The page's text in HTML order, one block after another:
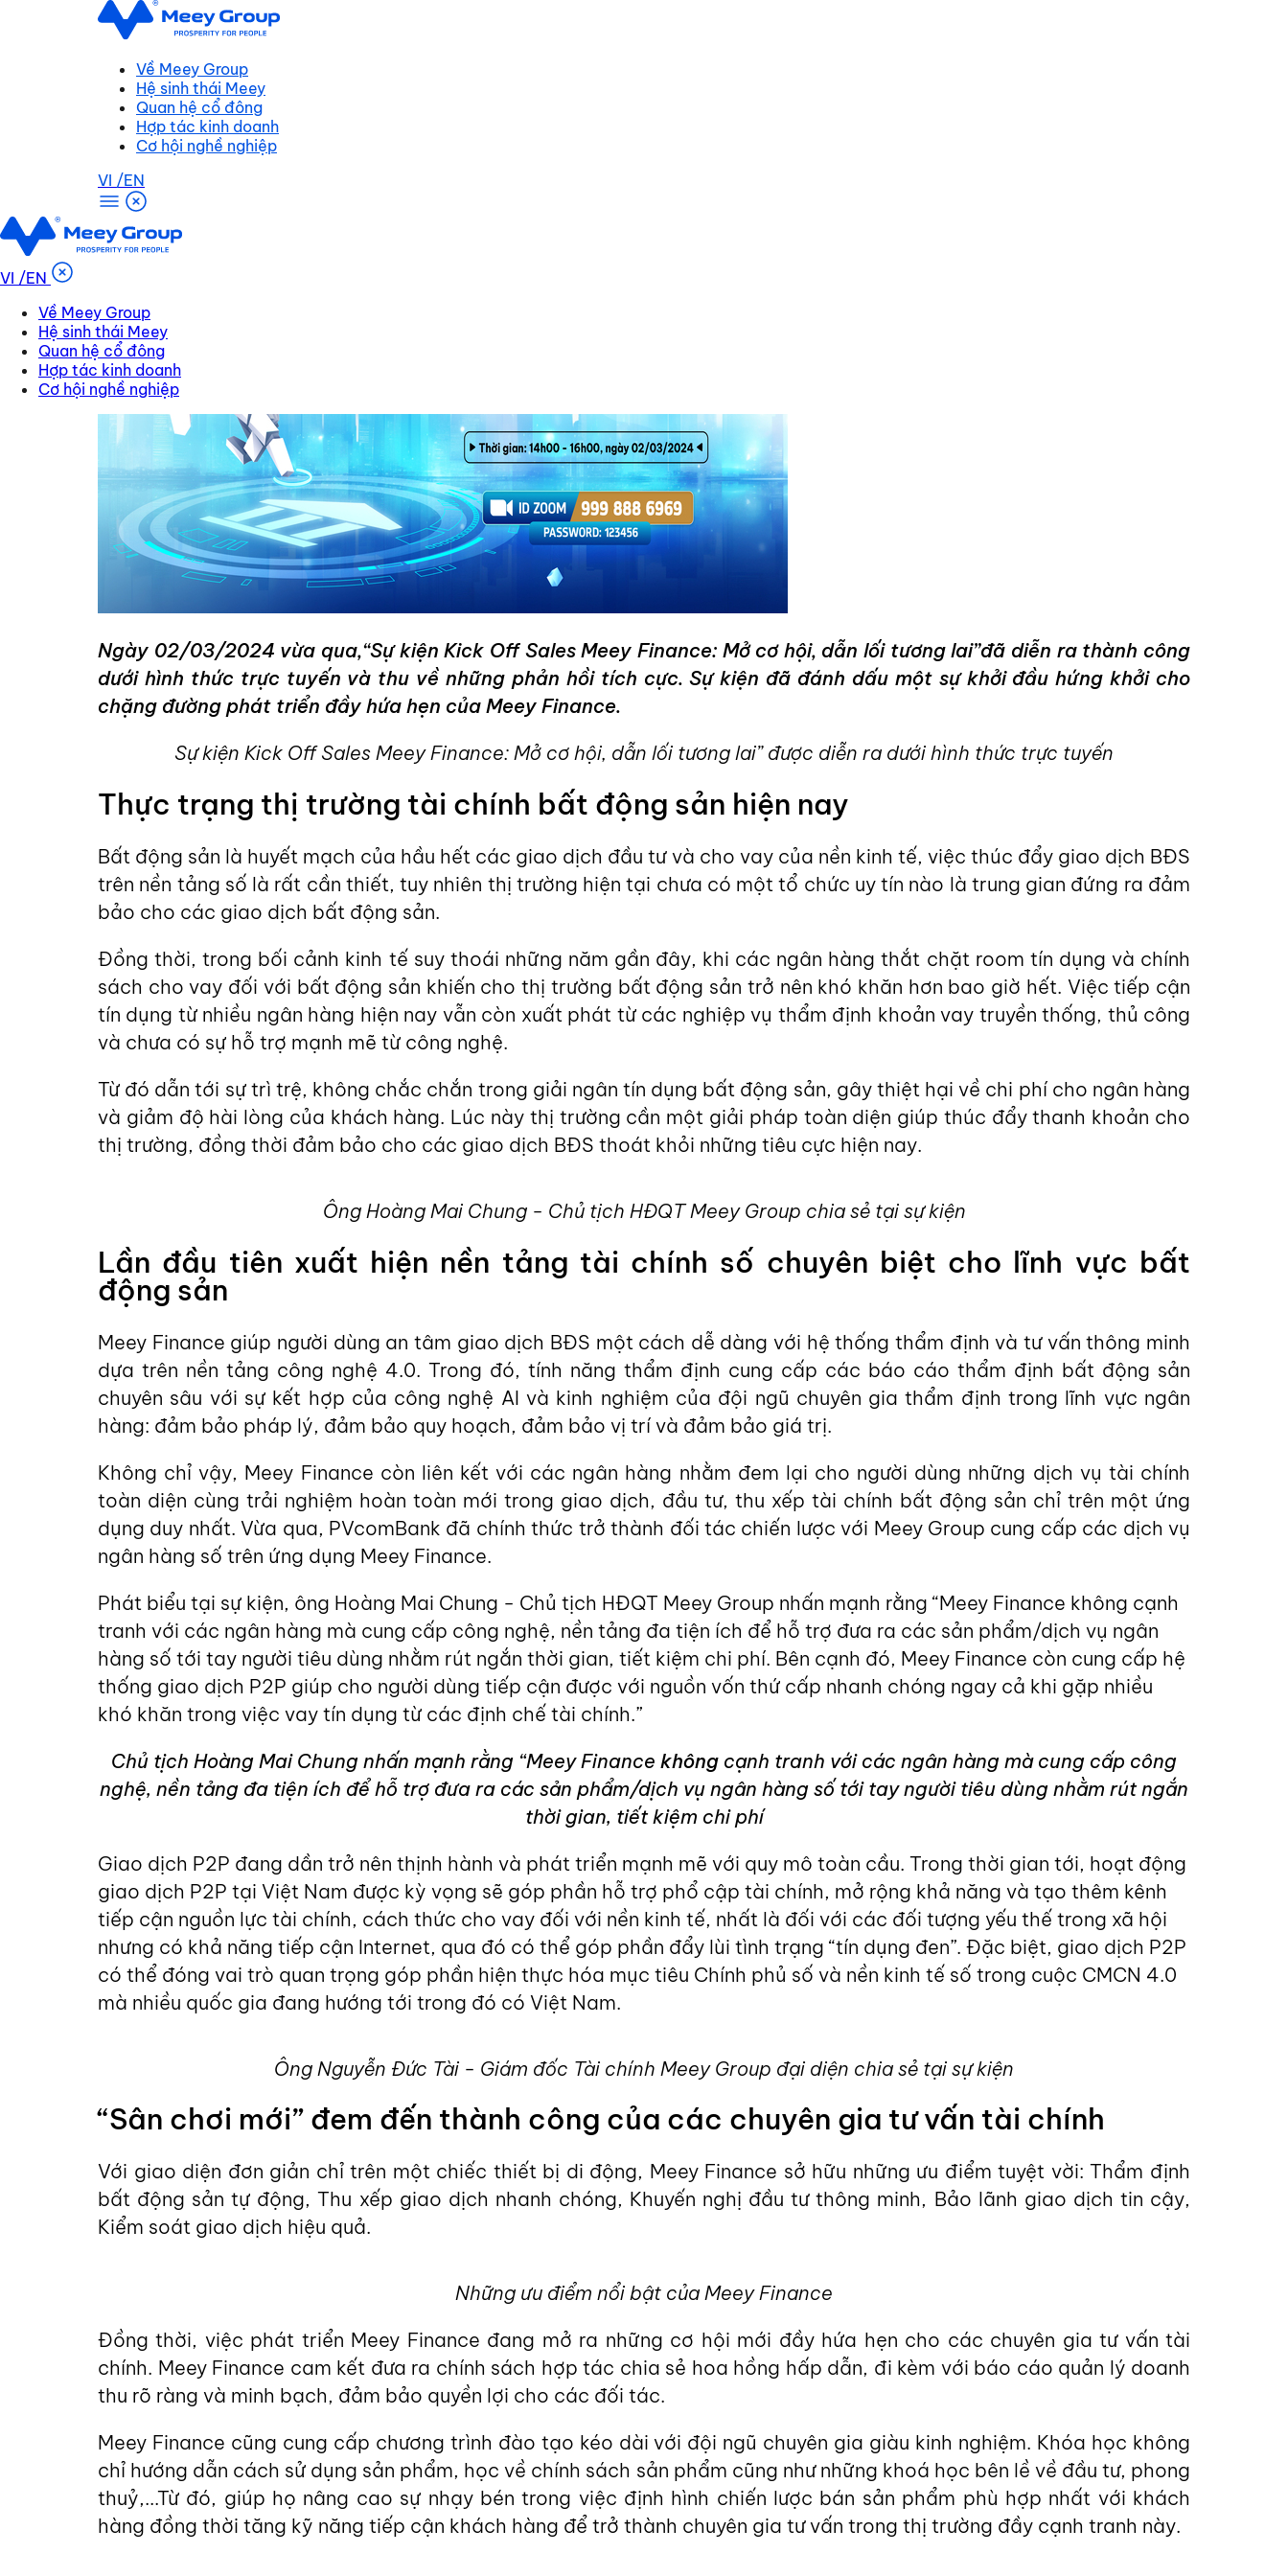
Về Meey Group
Hệ sinh thái Meey
Quan hệ cổ đông
Hợp tác kinh doanh
Cơ hội nghề nghiệp
VI /EN
VI /EN
Về Meey Group
Hệ sinh thái Meey
Quan hệ cổ đông
Hợp tác kinh doanh
Cơ hội nghề nghiệp
Trang chủ
Tin hoạt động
Chi tiết tin
04/03/2024
KICK OFF SALES Meey Finance: Cột mốc đánh dấu bước chân đầu tiên của Meey Group trên thị trường Tài chính Bất động sản
Ngày 02/03/2024 vừa qua,“Sự kiện Kick Off Sales Meey Finance: Mở cơ hội, dẫn lối tương lai”đã diễn ra thành công
dưới hình thức trực tuyến và thu về những phản hồi tích cực. Sự kiện đã đánh dấu một sự khởi đầu hứng khởi cho
chặng đường phát triển đầy hứa hẹn của Meey Finance.
Sự kiện Kick Off Sales Meey Finance: Mở cơ hội, dẫn lối tương lai” được diễn ra dưới hình thức trực tuyến
Thực trạng thị trường tài chính bất động sản hiện nay
Bất động sản là huyết mạch của hầu hết các giao dịch đầu tư và cho vay của nền kinh tế, việc thúc đẩy giao dịch BĐS
trên nền tảng số là rất cần thiết, tuy nhiên thị trường hiện tại chưa có một tổ chức uy tín nào là trung gian đứng ra đảm
bảo cho các giao dịch bất động sản.
Đồng thời, trong bối cảnh kinh tế suy thoái những năm gần đây, khi các ngân hàng thắt chặt room tín dụng và chính
sách cho vay đối với bất động sản khiến cho thị trường bất động sản trở nên khó khăn hơn bao giờ hết. Việc tiếp cận
tín dụng từ nhiều ngân hàng hiện nay vẫn còn xuất phát từ các nghiệp vụ thẩm định khoản vay truyền thống, thủ công
và chưa có sự hỗ trợ mạnh mẽ từ công nghệ.
Từ đó dẫn tới sự trì trệ, không chắc chắn trong giải ngân tín dụng bất động sản, gây thiệt hại về chi phí cho ngân hàng
và giảm độ hài lòng của khách hàng. Lúc này thị trường cần một giải pháp toàn diện giúp thúc đẩy thanh khoản cho
thị trường, đồng thời đảm bảo cho các giao dịch BĐS thoát khỏi những tiêu cực hiện nay.
Ông Hoàng Mai Chung - Chủ tịch HĐQT Meey Group chia sẻ tại sự kiện
Lần đầu tiên xuất hiện nền tảng tài chính số chuyên biệt cho lĩnh vực bất
động sản
Meey Finance giúp người dùng an tâm giao dịch BĐS một cách dễ dàng với hệ thống thẩm định và tư vấn thông minh
dựa trên nền tảng công nghệ 4.0. Trong đó, tính năng thẩm định cung cấp các báo cáo thẩm định bất động sản
chuyên sâu với sự kết hợp của công nghệ AI và kinh nghiệm của đội ngũ chuyên gia thẩm định trong lĩnh vực ngân
hàng: đảm bảo pháp lý, đảm bảo quy hoạch, đảm bảo vị trí và đảm bảo giá trị.
Không chỉ vậy, Meey Finance còn liên kết với các ngân hàng nhằm đem lại cho người dùng những dịch vụ tài chính
toàn diện cùng trải nghiệm hoàn toàn mới trong giao dịch, đầu tư, thu xếp tài chính bất động sản chỉ trên một ứng
dụng duy nhất. Vừa qua, PVcomBank đã chính thức trở thành đối tác chiến lược với Meey Group cung cấp các dịch vụ
ngân hàng số trên ứng dụng Meey Finance.
Phát biểu tại sự kiện, ông Hoàng Mai Chung - Chủ tịch HĐQT Meey Group nhấn mạnh rằng “Meey Finance không cạnh
tranh với các ngân hàng mà cung cấp công nghệ, nền tảng đa tiện ích để hỗ trợ đưa ra các sản phẩm/dịch vụ ngân
hàng số tới tay người tiêu dùng nhằm rút ngắn thời gian, tiết kiệm chi phí. Bên cạnh đó, Meey Finance còn cung cấp hệ
thống giao dịch P2P giúp cho người dùng tiếp cận được với nguồn vốn thứ cấp nhanh chóng ngay cả khi gặp nhiều
khó khăn trong việc vay tín dụng từ các định chế tài chính.”
Chủ tịch Hoàng Mai Chung nhấn mạnh rằng “Meey Finance không cạnh tranh với các ngân hàng mà cung cấp công
nghệ, nền tảng đa tiện ích để hỗ trợ đưa ra các sản phẩm/dịch vụ ngân hàng số tới tay người tiêu dùng nhằm rút ngắn
thời gian, tiết kiệm chi phí
Giao dịch P2P đang dần trở nên thịnh hành và phát triển mạnh mẽ với quy mô toàn cầu. Trong thời gian tới, hoạt động
giao dịch P2P tại Việt Nam được kỳ vọng sẽ góp phần hỗ trợ phổ cập tài chính, mở rộng khả năng và tạo thêm kênh
tiếp cận nguồn lực tài chính, cách thức cho vay đối với nền kinh tế, nhất là đối với các đối tượng yếu thế trong xã hội
nhưng có khả năng tiếp cận Internet, qua đó có thể góp phần đẩy lùi tình trạng “tín dụng đen”. Đặc biệt, giao dịch P2P
có thể đóng vai trò quan trọng góp phần hiện thực hóa mục tiêu Chính phủ số và nền kinh tế số trong cuộc CMCN 4.0
mà nhiều quốc gia đang hướng tới trong đó có Việt Nam.
Ông Nguyễn Đức Tài - Giám đốc Tài chính Meey Group đại diện chia sẻ tại sự kiện
“Sân chơi mới” đem đến thành công của các chuyên gia tư vấn tài chính
Với giao diện đơn giản chỉ trên một chiếc thiết bị di động, Meey Finance sở hữu những ưu điểm tuyệt vời: Thẩm định
bất động sản tự động, Thu xếp giao dịch nhanh chóng, Khuyến nghị đầu tư thông minh, Bảo lãnh giao dịch tin cậy,
Kiểm soát giao dịch hiệu quả.
Những ưu điểm nổi bật của Meey Finance
Đồng thời, việc phát triển Meey Finance đang mở ra những cơ hội mới đầy hứa hẹn cho các chuyên gia tư vấn tài
chính. Meey Finance cam kết đưa ra chính sách hợp tác chia sẻ hoa hồng hấp dẫn, đi kèm với báo cáo quản lý doanh
thu rõ ràng và minh bạch, đảm bảo quyền lợi cho các đối tác.
Meey Finance cũng cung cấp chương trình đào tạo kéo dài với đội ngũ chuyên gia giàu kinh nghiệm. Khóa học không
chỉ hướng dẫn cách sử dụng sản phẩm, học về chính sách sản phẩm cũng như những khoá học bên lề về đầu tư, phong
thuỷ,...Từ đó, giúp họ nâng cao sự nhạy bén trong việc định hình chiến lược bán sản phẩm phù hợp nhất với khách
hàng đồng thời tăng kỹ năng tiếp cận khách hàng để trở thành chuyên gia tư vấn trong thị trường đầy cạnh tranh này.